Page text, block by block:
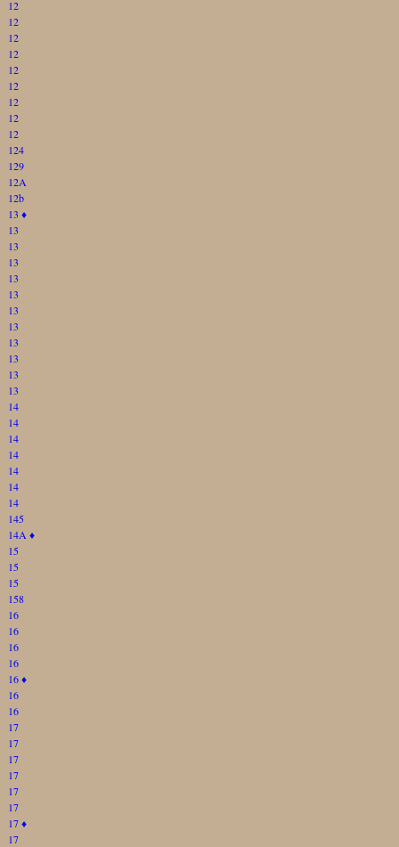
12
12
12
12
12
12
12
12
12
124
129
12A
12b
13 ♦
13
13
13
13
13
13
13
13
13
13
13
14
14
14
14
14
14
14
145
14A ♦
15
15
15
158
16
16
16
16
16♦
16
16
17
17
17
17
17
17
17♦
17